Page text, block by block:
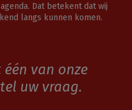
Dat betekent dat wij
langs kunnen komen.
van onze
uw vraag.